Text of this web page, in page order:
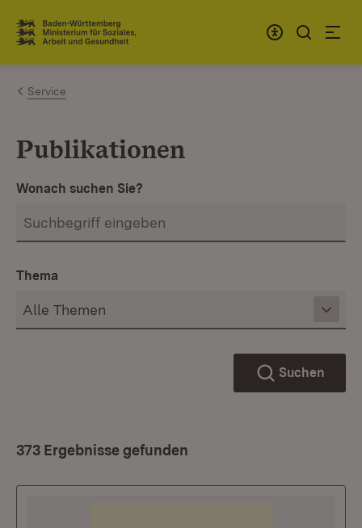
Zum Inhalt springen
Link zur Startseite
Service
Publikationen
Wonach suchen Sie?
Thema
Suchen
373 Ergebnisse gefunden